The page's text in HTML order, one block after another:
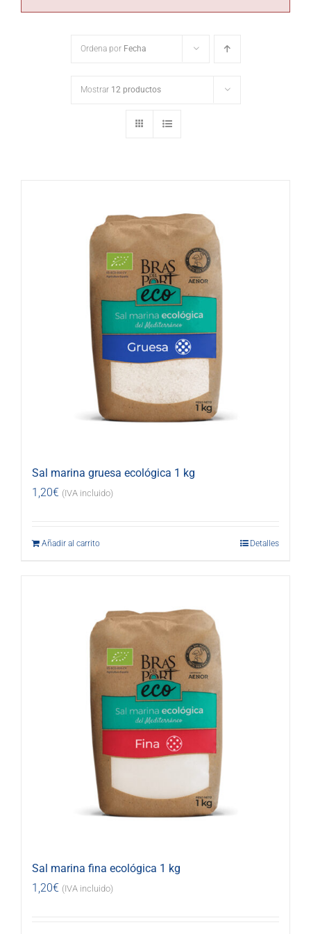
Ordena por Fecha
Mostrar 12 productos
Sal marina gruesa ecológica 1 kg
1,20€ (IVA incluido)
Añadir al carrito Detalles
Sal marina fina ecológica 1 kg
1,20€ (IVA incluido)